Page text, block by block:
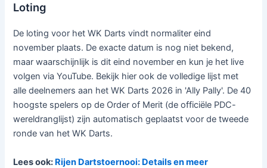
Loting
De loting voor het WK Darts vindt normaliter eind
november plaats. De exacte datum is nog niet bekend,
maar waarschijnlijk is dit eind november en kun je het live
volgen via YouTube. Bekijk hier ook de volledige lijst met
alle deelnemers aan het WK Darts 2026 in 'Ally Pally'. De 40
hoogste spelers op de Order of Merit (de officiële PDC-
wereldranglijst) zijn automatisch geplaatst voor de tweede
ronde van het WK Darts.
Lees ook: Rijen Dartstoernooi: Details en meer